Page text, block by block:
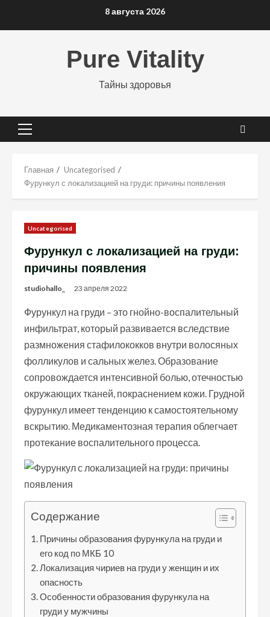
8 августа 2026
Pure Vitality
Тайны здоровья
Основное
Главная
Uncategorised
Фурункул с локализацией на груди: причины появления
Uncategorised
Фурункул с локализацией на груди:
причины появления
studiohallo_ 23 апреля 2022
Фурункул на груди – это гнойно-воспалительный
инфильтрат, который развивается вследствие
размножения стафилококков внутри волосяных
фолликулов и сальных желез. Образование
сопровождается интенсивной болью, отечностью
окружающих тканей, покраснением кожи. Грудной
фурункул имеет тенденцию к самостоятельному
вскрытию. Медикаментозная терапия облегчает
протекание воспалительного процесса.
Содержание
Причины образования фурункула на груди и
его код по МКБ 10
Локализация чириев на груди у женщин и их
опасность
Особенности образования фурункула на
груди у мужчины